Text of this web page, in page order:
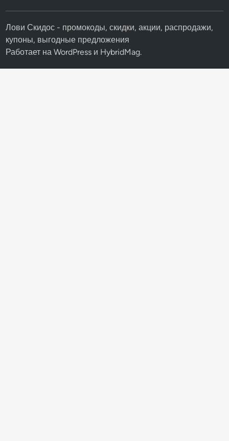
Лови Скидос - промокоды, скидки, акции, распродажи,
купоны, выгодные предложения
Работает наWordPress и HybridMag.